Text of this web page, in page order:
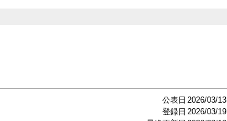
公表日 2026/03/13
登録日 2026/03/19